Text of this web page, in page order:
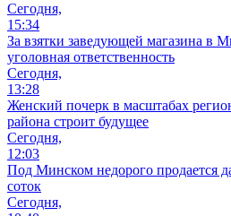
Сегодня,
15:34
За взятки заведующей магазина в
уголовная ответственность
Сегодня,
13:28
Женский почерк в масштабах
района строит будущее
Сегодня,
12:03
Под Минском недорого продается
соток
Сегодня,